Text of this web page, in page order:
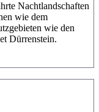
Nachtlandschaften
wie dem
wie den
Dürrenstein.